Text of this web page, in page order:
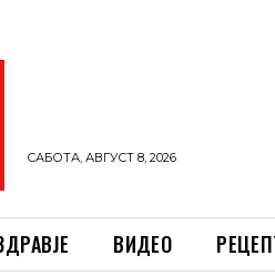
САБОТА, АВГУСТ 8, 2026
ВИДЕО